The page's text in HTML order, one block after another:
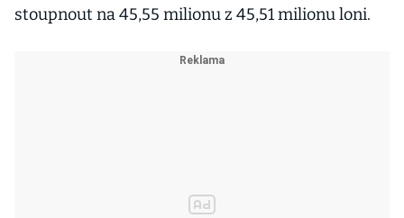
stoupnout na 45,55 milionu z 45,51 milionu loni.